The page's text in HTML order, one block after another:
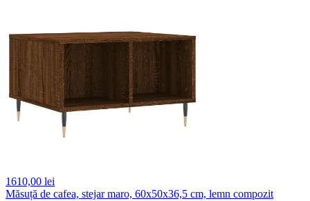
1610,00 lei
Măsuță de cafea, stejar maro, 60x50x36,5 cm, lemn compozit